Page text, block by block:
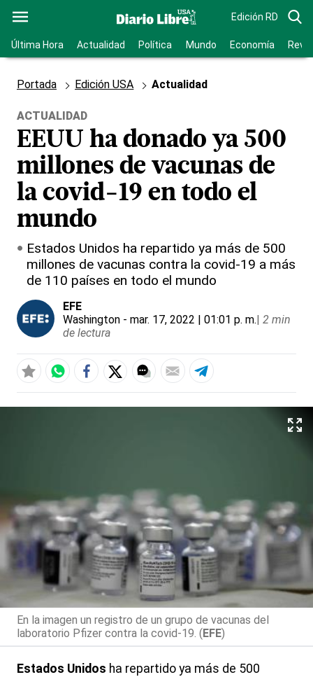
Edición RD
Última Hora Actualidad Política Mundo Economía
Portada Edición USA Actualidad
ACTUALIDAD
EEUU ha donado ya 500
millones de vacunas de
la covid-19 en todo el
mundo
Estados Unidos ha repartido ya más de 500
millones de vacunas contra la covid-19 a más
de 110 países en todo el mundo
EFE
Washington - mar. 17, 2022 | 01:01 p. m.| 2 min
de lectura
En la imagen un registro de un grupo de vacunas del
laboratorio Pfizer contra la covid-19. (EFE)
Estados Unidos ha repartido ya más de 500